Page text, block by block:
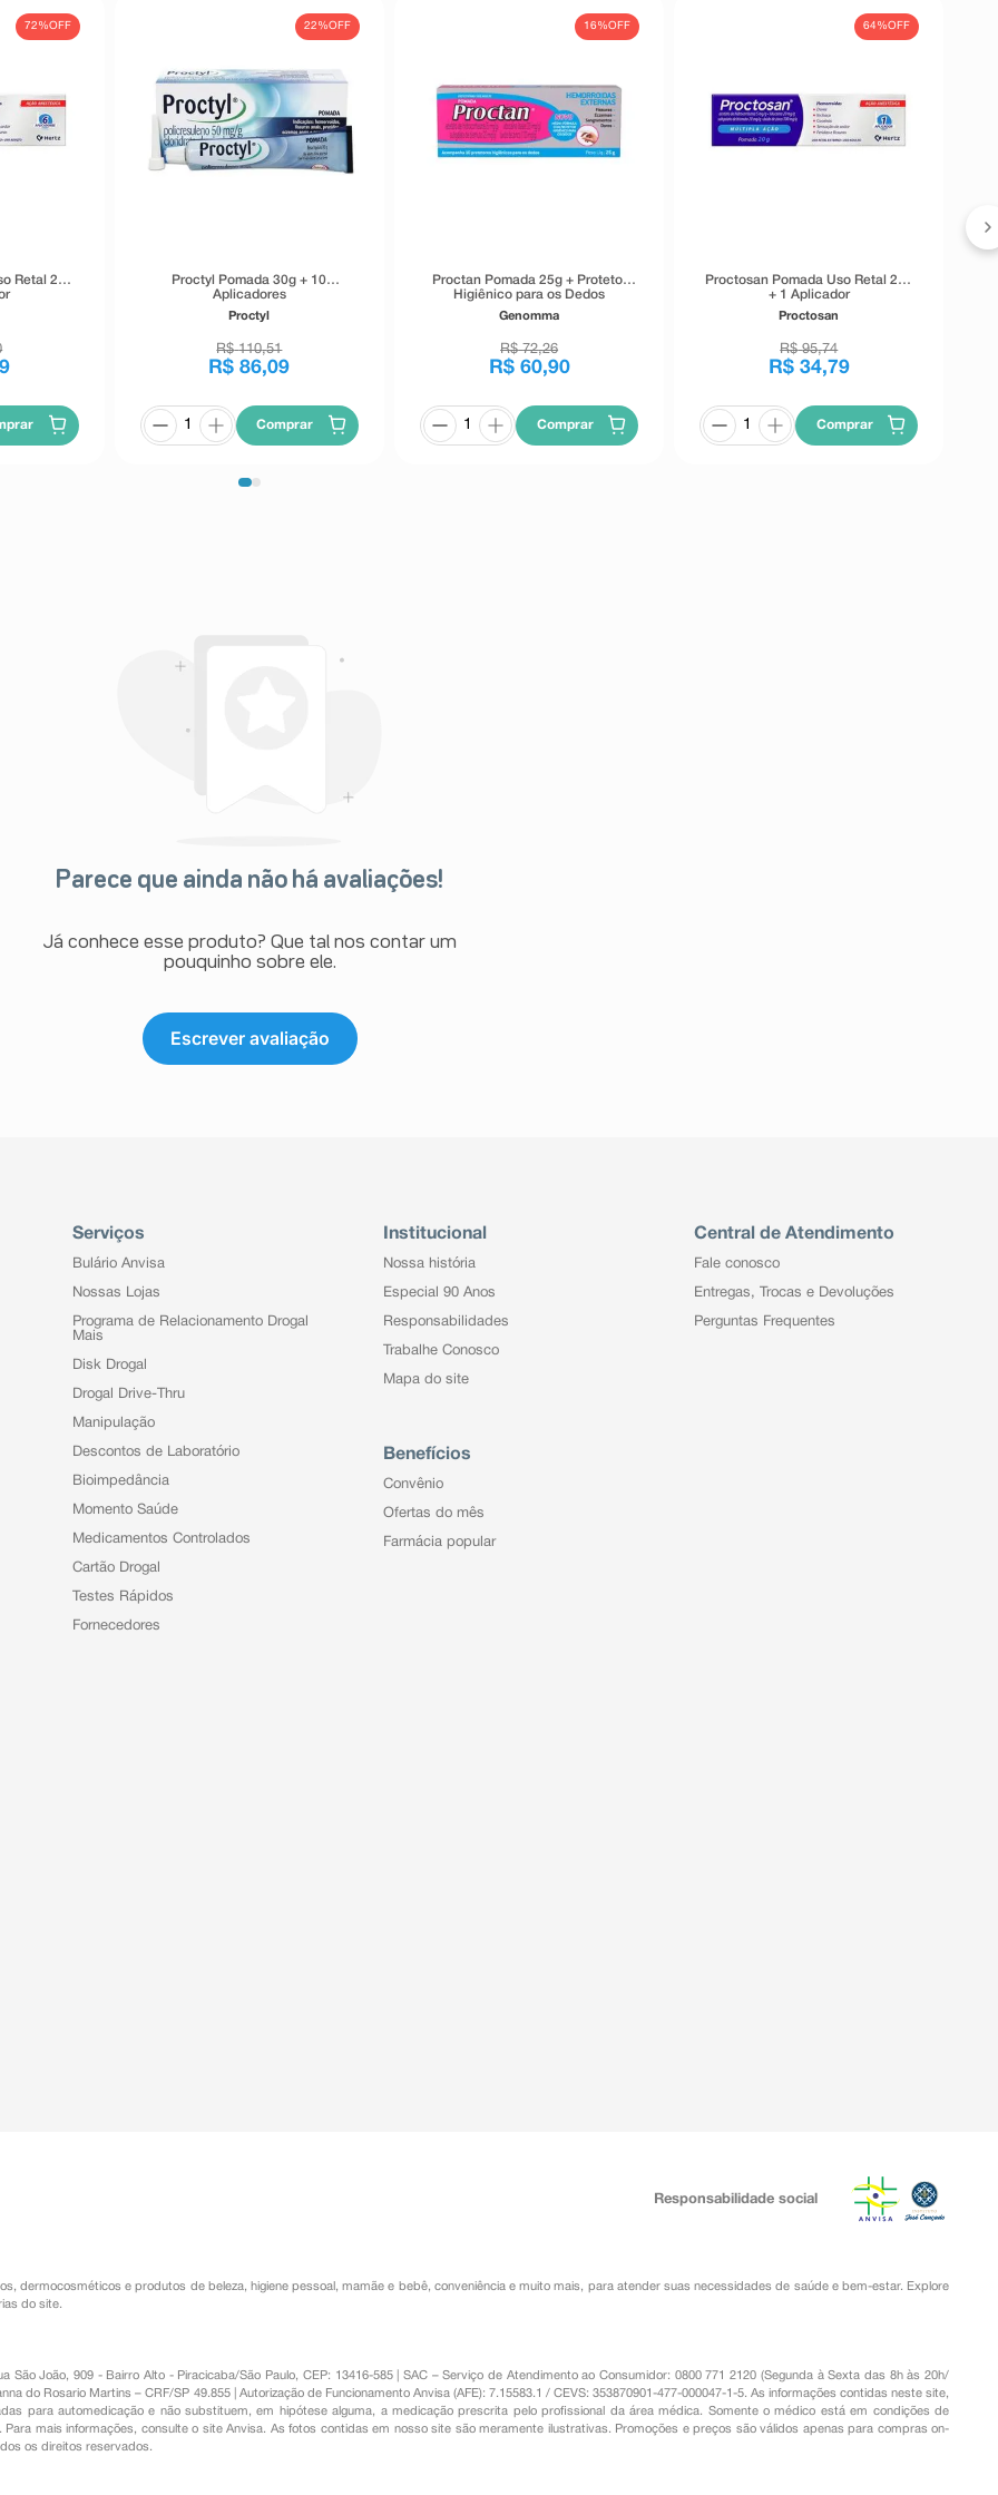
baixo levemente até removê-la
massageando o local, duas
desaparecimento dos sintomas
médica.
aplicação da pomada ao dia, de
introduzindo-o, a
retirá-lo do ânus e descartar a
ou de seu médico ou cirurgião-
72%OFF
Retal 20g
22%OFF
Proctyl Pomada 30g + 10
Aplicadores
Proctyl
R$ 110,51
R$ 86,09
Comprar
16%OFF
Proctan Pomada 25g + Protetor
Higiênico para os Dedos
Genomma
R$ 72,26
R$ 60,90
Comprar
64%OFF
Proctosan Pomada Uso Retal 20g
+ 1 Aplicador
Proctosan
R$ 95,74
R$ 34,79
Comprar
Parece que ainda não há avaliações!
Já conhece esse produto? Que tal nos contar um
pouquinho sobre ele.
Escrever avaliação
Serviços
Bulário Anvisa
Nossas Lojas
Programa de Relacionamento Drogal
Mais
Disk Drogal
Drogal Drive-Thru
Manipulação
Descontos de Laboratório
Bioimpedância
Momento Saúde
Medicamentos Controlados
Cartão Drogal
Testes Rápidos
Fornecedores
Institucional
Nossa história
Especial 90 Anos
Responsabilidades
Trabalhe Conosco
Mapa do site
Benefícios
Convênio
Ofertas do mês
Farmácia popular
Central de Atendimento
Fale conosco
Entregas, Trocas e Devoluções
Perguntas Frequentes
Responsabilidade social
,dermocosméticos e produtos de beleza, higiene pessoal ,mamãe e bebê, conveniênciae muito mais, para atender suas necessidades de saúde e bem-estar. Explore
do site.
São João, 909 - Bairro Alto - Piracicaba/São Paulo, CEP: 13416-585 | SAC – Serviço de Atendimento ao Consumidor: 0800 771 2120 (Segunda à Sexta das 8h às 20h/
do Rosario Martins – CRF/SP 49.855 | Autorização de Funcionamento Anvisa (AFE): 7.15583.1 / CEVS: 353870901-477-000047-1-5. As informações contidas neste site,
para automedicação e não substituem, em hipótese alguma, a medicação prescrita pelo profissional da área médica. Somente o médico está em condições de
mais informações, consulte o site Anvisa. As fotos contidas em nosso site são meramente ilustrativas. Promoções e preços são válidos apenas para compras on-
os direitos reservados.